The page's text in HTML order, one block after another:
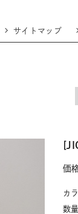
サイトマップ
価
カ
数